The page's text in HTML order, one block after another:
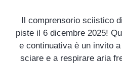
Il comprensorio sciistico
piste il 6 dicembre 2025!
e continuativa è un invito
sciare e a respirare aria